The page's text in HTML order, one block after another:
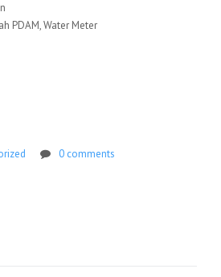
PDAM, Water Meter
0 comments